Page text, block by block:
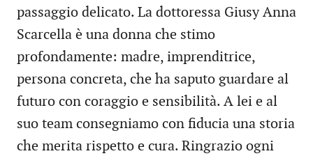
passaggio delicato. La dottoressa Giusy Anna
Scarcella è una donna che stimo
profondamente: madre, imprenditrice,
persona concreta, che ha saputo guardare al
futuro con coraggio e sensibilità. A lei e al
suo team consegniamo con fiducia una storia
che merita rispetto e cura. Ringrazio ogni